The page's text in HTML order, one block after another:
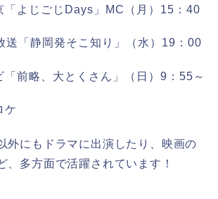
「よじごじDays」MC（月）15：40
送「静岡発そこ知り」（水）19：00
「前略、大とくさん」（日）9：55～
ケ
外にもドラマに出演したり、映画の
、多方面で活躍されています！